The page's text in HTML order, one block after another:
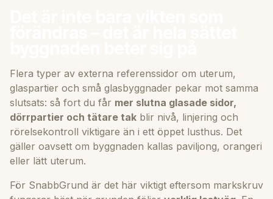
Flera typer av externa referenssidor om uterum,
glaspartier och små glasbyggnader pekar mot samma
slutsats: så fort du får mer slutna glasade sidor,
dörrpartier och tätare tak blir nivå, linjering och
rörelsekontroll viktigare än i ett öppet lusthus. Det
gäller oavsett om byggnaden kallas paviljong, orangeri
eller lätt uterum.
För SnabbGrund är det här viktigt eftersom markskruv